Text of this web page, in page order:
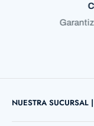
NUESTRA SUCURSAL